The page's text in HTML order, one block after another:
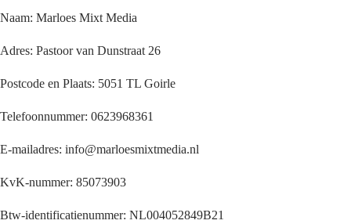
Naam: Marloes Mixt Media
Adres: Pastoor van Dunstraat 26
Postcode en Plaats: 5051 TL Goirle
Telefoonnummer: 0623968361
E-mailadres: info@marloesmixtmedia.nl
KvK-nummer: 85073903
Btw-identificatienummer: NL004052849B21